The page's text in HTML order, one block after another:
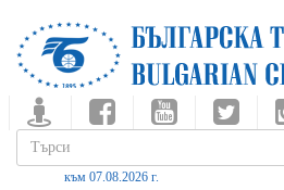
към 07.08.2026 г.